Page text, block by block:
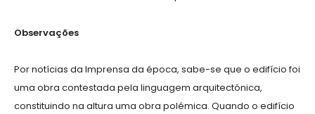
Observações
Por notícias da Imprensa da época, sabe-se que o edifício foi
uma obra contestada pela linguagem arquitectónica,
constituindo na altura uma obra polémica. Quando o edifício